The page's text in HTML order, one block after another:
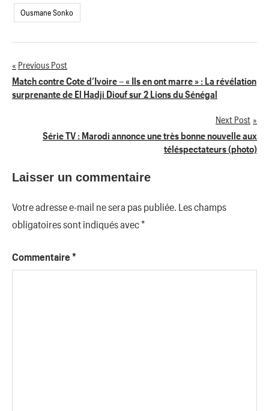
Ousmane Sonko
Navigation
de
Previous Post
Match contre Cote d’Ivoire – « Ils en ont marre » : La révélation
surprenante de El Hadji Diouf sur 2 Lions du Sénégal
Next Post
Série TV : Marodi annonce une très bonne nouvelle aux
téléspectateurs (photo)
Laisser un commentaire
Votre adresse e-mail ne sera pas publiée. Les champs
obligatoires sont indiqués avec*
Commentaire *